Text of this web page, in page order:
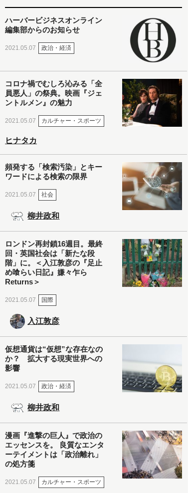
ハーバービジネスオンライン
編集部からのお知らせ
2021.05.07 政治・経済
コロナ禍でむしろ沁みる「全
員悪人」の祭典。映画『ジェ
ントルメン』の魅力
2021.05.07 カルチャー・スポーツ
ヒナタカ
頻発する「検索汚染」とキー
ワードによる検索の限界
2021.05.07 社会
柳井政和
ロンドン再封鎖16週目。最終
回・英国社会は「新たな段
階」に。＜入江敦彦の『足止
め喰らい日記』嫌々乍ら
Returns＞
2021.05.07 国際
入江敦彦
仮想通貨は“仮想”な存在なの
か？ 拡大する現実世界への
影響
2021.05.07 政治・経済
柳井政和
漫画『進撃の巨人』で政治の
エッセンスを。 良質なエンタ
ーテイメントは「政治離れ」
の処方箋
2021.05.07 カルチャー・スポーツ